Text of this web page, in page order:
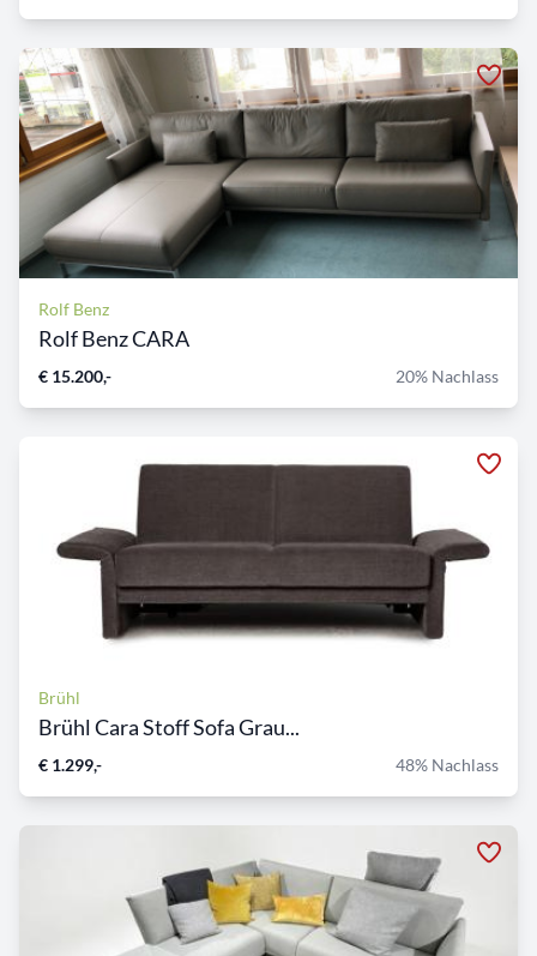
Rolf Benz
Rolf Benz CARA
€ 15.200,- 20% Nachlass
Brühl
Brühl Cara Stoff Sofa Grau...
€ 1.299,- 48% Nachlass